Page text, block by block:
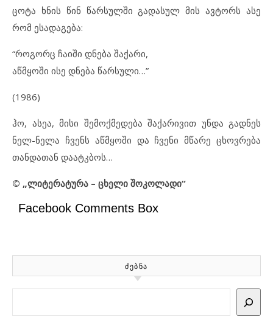
ცოტა ხნის წინ წარსულში გადასულ მის ავტორს ასე
რომ ესადაგება:
“როგორც ჩაიში დნება შაქარი,
აწმყოში ისე დნება წარსული…”
(1986)
ჰო, ასეა, მისი შემოქმედება შაქარივით უნდა გადნეს
ნელ-ნელა ჩვენს აწმყოში და ჩვენი მწარე ცხოვრება
თანდათან დაატკბოს…
© „ლიტერატურა – ცხელი შოკოლადი“
Facebook Comments Box
ᲫᲔᲑᲜᲐ